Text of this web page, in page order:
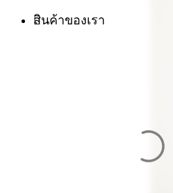
สินค้าของเรา